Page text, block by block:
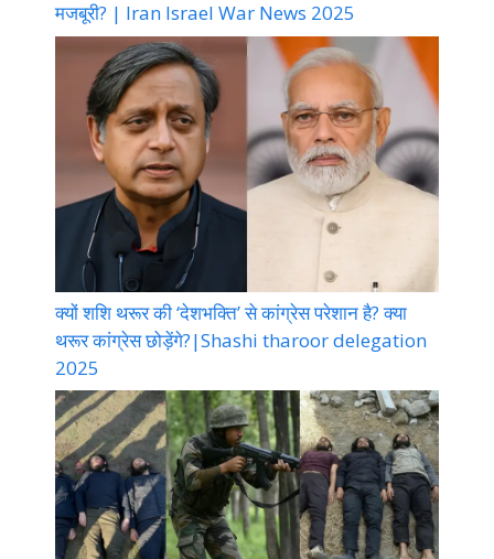
मजबूरी? | Iran Israel War News 2025
क्यों शशि थरूर की ‘देशभक्ति’ से कांग्रेस परेशान है? क्या
थरूर कांग्रेस छोड़ेंगे?|Shashi tharoor delegation
2025